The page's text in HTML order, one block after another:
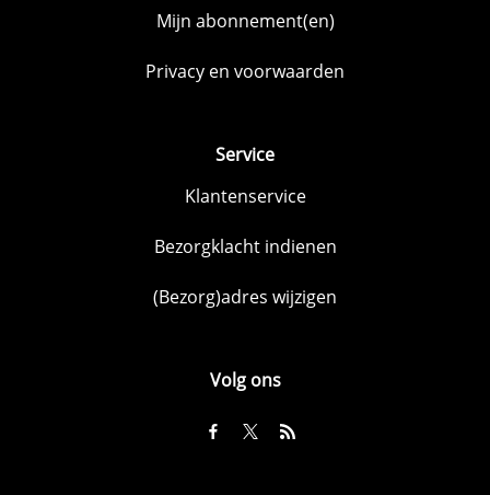
Mijn abonnement(en)
Privacy en voorwaarden
Service
Klantenservice
Bezorgklacht indienen
(Bezorg)adres wijzigen
Volg ons